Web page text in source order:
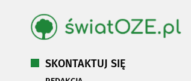
SKONTAKTUJ SIĘ